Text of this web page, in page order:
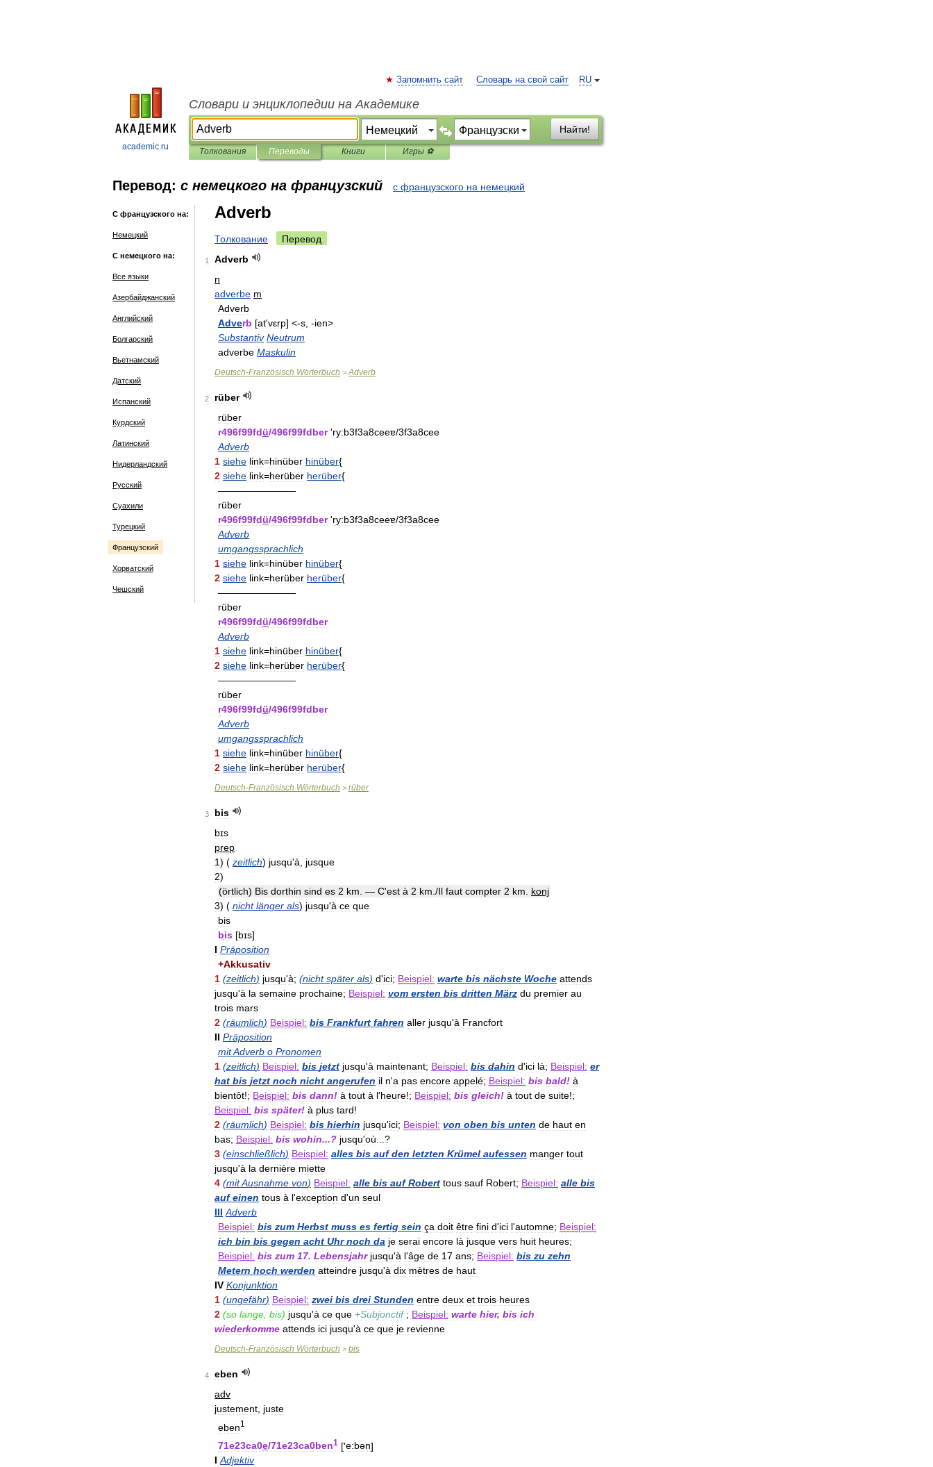
academic.ru
RU
Запомнить сайт Словарь на свой сайт
Словари и энциклопедии на Академике
Найти!
Толкования Переводы Книги Игры ⚽
Перевод: с немецкого на французский с французского на немецкий
С французского на:
Немецкий
С немецкого на:
Все языки
Азербайджанский
Английский
Болгарский
Вьетнамский
Датский
Испанский
Курдский
Латинский
Нидерландский
Русский
Суахили
Турецкий
Французский
Хорватский
Чешский
Adverb
Толкование Перевод
1
Adverb
n
adverbe m
Adverb
Adverb [at'vεrp] <-s , -ien>
Substantiv Neutrum
adverbe Maskulin
Deutsch-Französisch Wörterbuch > Adverb
2
rüber
rüber
r496f99fdü/496f99fdber'ry:b3f3a8ceeɐ/3f3a8cee
Adverb
1 siehe link=hinüber hinüber{
2 siehe link=herüber herüber{
————————
rüber
r496f99fdü/496f99fdber'ry:b3f3a8ceeɐ/3f3a8cee
Adverb
umgangssprachlich
1 siehe link=hinüber hinüber{
2 siehe link=herüber herüber{
————————
rüber
r496f99fdü/496f99fdber
Adverb
1 siehe link=hinüber hinüber{
2 siehe link=herüber herüber{
————————
rüber
r496f99fdü/496f99fdber
Adverb
umgangssprachlich
1 siehe link=hinüber hinüber{
2 siehe link=herüber herüber{
Deutsch-Französisch Wörterbuch > rüber
3
bis
bɪs
prep
1) ( zeitlich) jusqu'à
jusque
2)
(örtlich) Bis dorthin sind es 2 km . — C'est à 2 km ./Il faut compter 2 km
konj
3) ( nicht länger als) jusqu'à ce que
bis
bis [bɪs]
I Präposition
+Akkusativ
1 (zeitlich) jusqu'à; (nicht später als) d'ici; Beispiel: warte bis nächste Woche attends
jusqu'à la semaine prochaine; Beispiel: vom ersten bis dritten März du premier au
trois mars
2 (räumlich) Beispiel: bis Frankfurt fahren aller jusqu'à Francfort
II Präposition
mitAdverb o Pronomen
1 (zeitlich) Beispiel: bis jetzt jusqu'à maintenant; Beispiel: bis dahin d'ici là; Beispiel: er
hat bis jetzt noch nicht angerufen il n'a pas encore appelé; Beispiel: bis bald! à
bientôt!; Beispiel: bis dann! à tout à l'heure!; Beispiel: bis gleich! à tout de suite!;
Beispiel: bis später! à plus tard!
2 (räumlich) Beispiel: bis hierhin jusqu'ici; Beispiel: von oben bis unten de haut en
bas; Beispiel: bis wohin...? jusqu'où ...?
3 (einschließlich) Beispiel: alles bis auf den letzten Krümel aufessen manger tout
jusqu'à la dernière miette
4 (mitAusnahme von) Beispiel: alle bis auf Robert tous sauf Robert; Beispiel: alle bis
auf einen tous à l'exception d'un seul
III Adverb
Beispiel: bis zum Herbst muss es fertig sein ça doit être fini d'ici l'automne; Beispiel:
ich bin bis gegen acht Uhr noch da je serai encore là jusque vers huit heures;
Beispiel: bis zum 17. Lebensjahr jusqu'à l'âge de 17 ans; Beispiel: bis zu zehn
Metern hoch werden atteindre jusqu'à dix mètres de haut
IV Konjunktion
1 (ungefähr) Beispiel: zwei bis drei Stunden entre deux et trois heures
2 (so lange bis) jusqu'à ce que +Subjonctif ; Beispiel: warte hier, bis ich
wiederkomme attends ici jusqu'à ce que je revienne
Deutsch-Französisch Wörterbuch > bis
4
eben
adv
justement juste
eben1
71e23ca0e/71e23ca0ben1 ['e:bən]
I Adjektiv